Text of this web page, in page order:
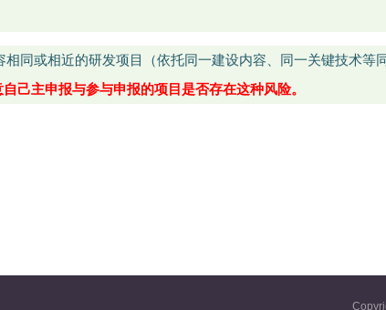
同或相近的研发项目（依托同一建设内容、同一关键技术等
己主申报与参与申报的项目是否存在这种风险。